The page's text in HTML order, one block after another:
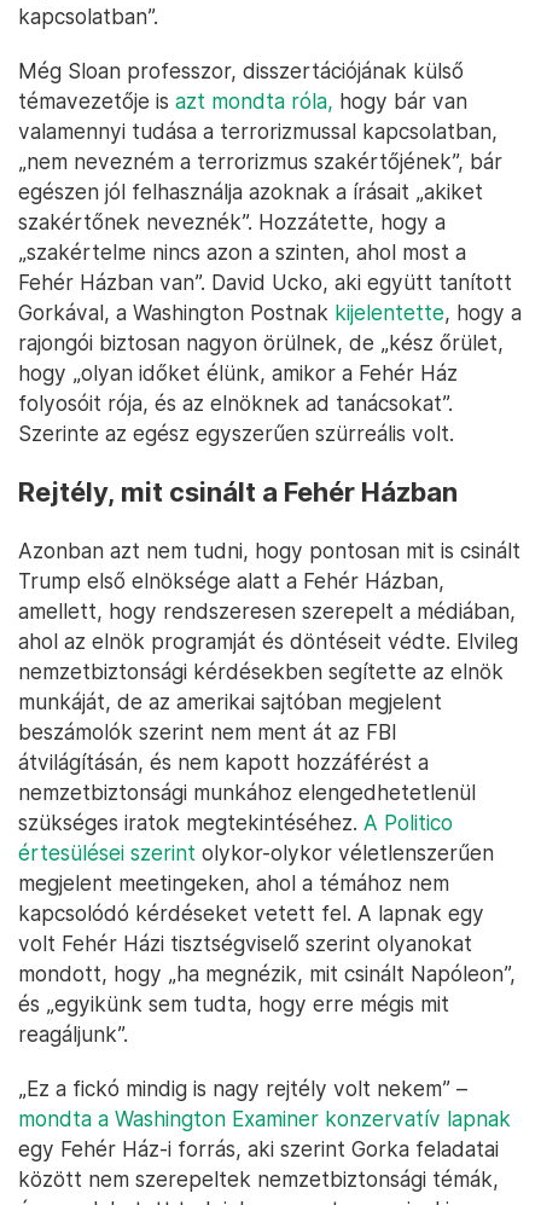
kapcsolatban”.
Még Sloan professzor, disszertációjának külső
témavezetője is azt mondta róla, hogy bár van
valamennyi tudása a terrorizmussal kapcsolatban,
„nem nevezném a terrorizmus szakértőjének”, bár
egészen jól felhasználja azoknak a írásait „akiket
szakértőnek neveznék”. Hozzátette, hogy a
„szakértelme nincs azon a szinten, ahol most a
Fehér Házban van”. David Ucko, aki együtt tanított
Gorkával, a Washington Postnak kijelentette, hogy a
rajongói biztosan nagyon örülnek, de „kész őrület,
hogy „olyan időket élünk, amikor a Fehér Ház
folyosóit rója, és az elnöknek ad tanácsokat”.
Szerinte az egész egyszerűen szürreális volt.
Rejtély, mit csinált a Fehér Házban
Azonban azt nem tudni, hogy pontosan mit is csinált
Trump első elnöksége alatt a Fehér Házban,
amellett, hogy rendszeresen szerepelt a médiában,
ahol az elnök programját és döntéseit védte. Elvileg
nemzetbiztonsági kérdésekben segítette az elnök
munkáját, de az amerikai sajtóban megjelent
beszámolók szerint nem ment át az FBI
átvilágításán, és nem kapott hozzáférést a
nemzetbiztonsági munkához elengedhetetlenül
szükséges iratok megtekintéséhez. A Politico
értesülései szerint olykor-olykor véletlenszerűen
megjelent meetingeken, ahol a témához nem
kapcsolódó kérdéseket vetett fel. A lapnak egy
volt Fehér Házi tisztségviselő szerint olyanokat
mondott, hogy „ha megnézik, mit csinált Napóleon”,
és „egyikünk sem tudta, hogy erre mégis mit
reagáljunk”.
„Ez a fickó mindig is nagy rejtély volt nekem” –
mondta a Washington Examiner konzervatív lapnak
egy Fehér Ház-i forrás, aki szerint Gorka feladatai
között nem szerepeltek nemzetbiztonsági témák,